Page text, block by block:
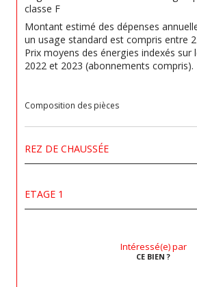
classe F
Montant estimé des dépenses
un usage standard est compris entre
Prix moyens des énergies indexés sur
2022 et 2023 (abonnements compris).
Composition des pièces
REZ DE CHAUSSÉE
ETAGE 1
Intéressé(e) par
CE BIEN ?